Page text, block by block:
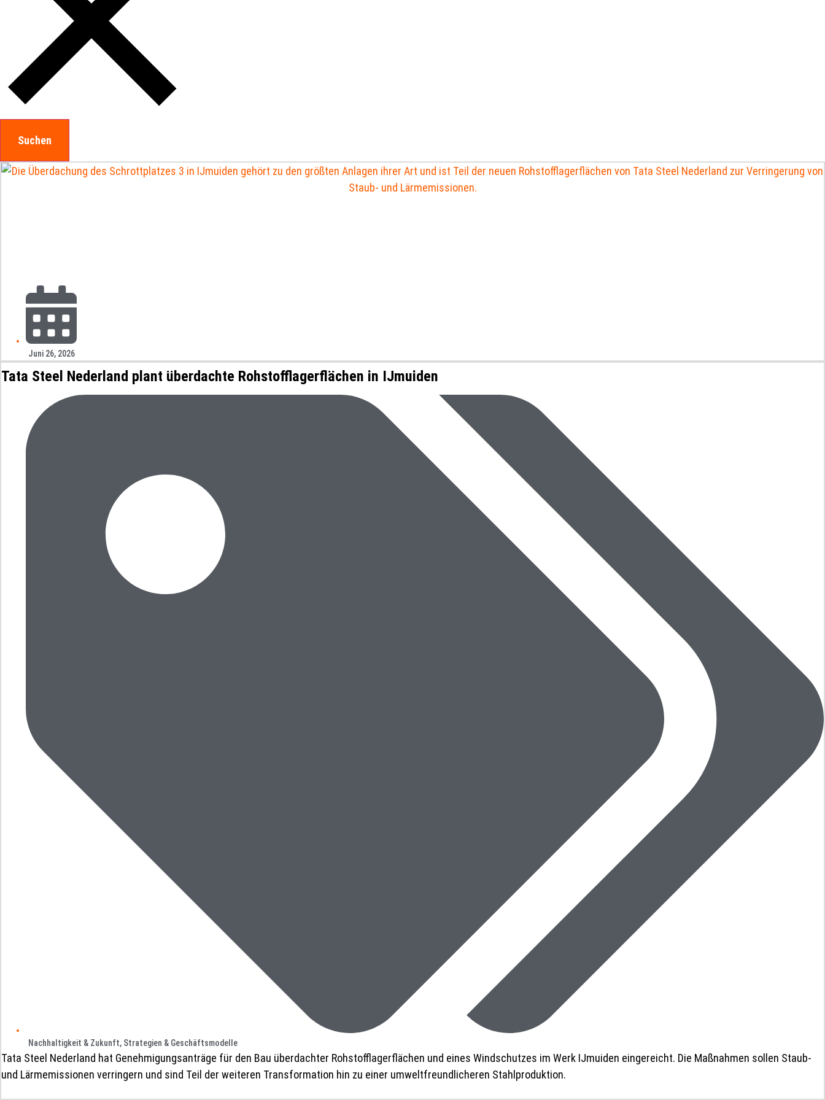
Suchen
Juni 26, 2026
Tata Steel Nederland plant überdachte Rohstofflagerflächen in IJmuiden
Nachhaltigkeit & Zukunft, Strategien & Geschäftsmodelle
Tata Steel Nederland hat Genehmigungsanträge für den Bau überdachter Rohstofflagerflächen und eines Windschutzes im Werk IJmuiden eingereicht. Die Maßnahmen sollen Staub-
und Lärmemissionen verringern und sind Teil der weiteren Transformation hin zu einer umweltfreundlicheren Stahlproduktion.